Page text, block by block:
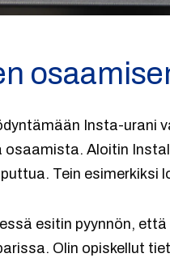
Insta-urani
Aloitin
Tein esimerkiksi
esitin pyynnön,
Olin opiskellut